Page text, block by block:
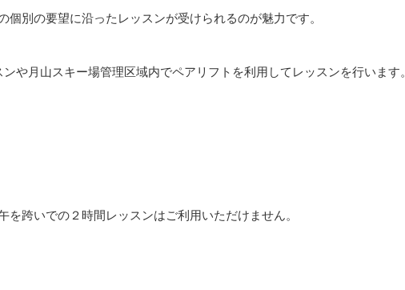
別の要望に沿ったレッスンが受けられるのが魅力です。
や月山スキー場管理区域内でペアリフトを利用してレッスンを行います
跨いでの２時間レッスンはご利用いただけません。